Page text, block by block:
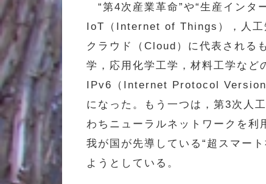
“第4次産業革命”や“生産インタ
IoT（Internet of Things），人
クラウド（Cloud）に代表される
学，応用化学工学，材料工学など
IPv6（Internet Protocol Version
になった。もう一つは，第3次人
わちニューラルネットワークを利
我が国が先導している“超スマー
ようとしている。